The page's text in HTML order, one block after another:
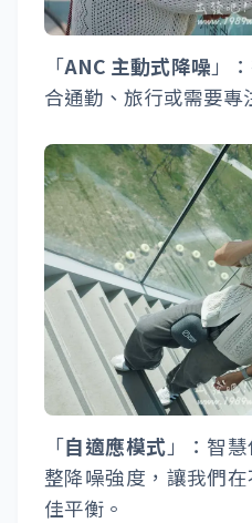
「ANC 主動式降噪」
合通勤、旅行或需要專
「自適應模式」：智
整降噪強度，讓我們
佳平衡。